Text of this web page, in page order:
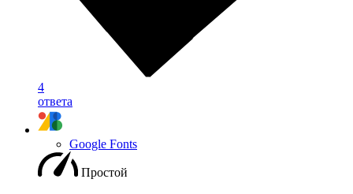
4
ответа
Google Fonts
Простой